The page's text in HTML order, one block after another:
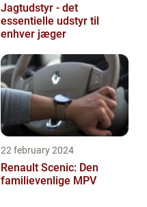
Jagtudstyr - det
essentielle udstyr til
enhver jæger
22 february 2024
Renault Scenic: Den
familievenlige MPV